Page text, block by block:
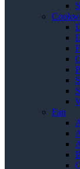
Fan